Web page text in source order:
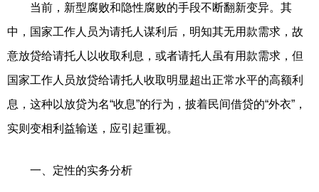
当前，新型腐败和隐性腐败的手段不断翻新变异。其
中，国家工作人员为请托人谋利后，明知其无用款需求，故
意放贷给请托人以收取利息，或者请托人虽有用款需求，但
国家工作人员放贷给请托人收取明显超出正常水平的高额利
息，这种以放贷为名“收息”的行为，披着民间借贷的“外衣”，
实则变相利益输送，应引起重视。
一、定性的实务分析